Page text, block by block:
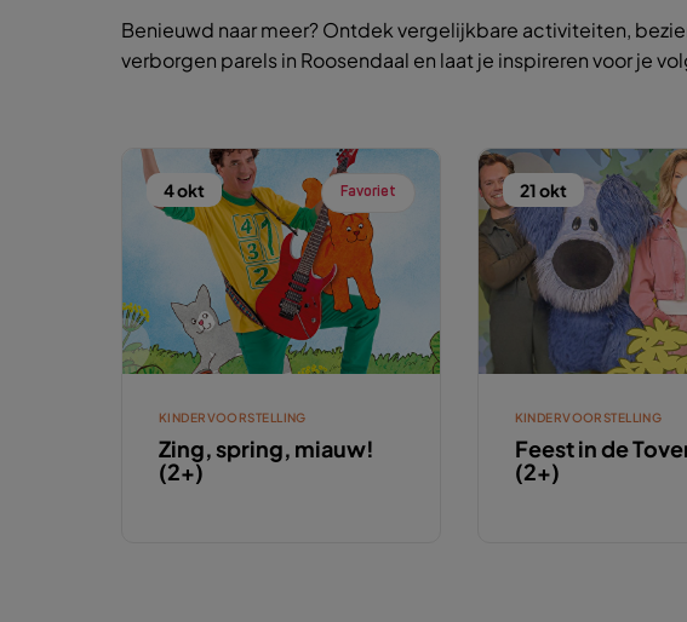
Benieuwd naar meer? Ontdek vergelijkbare activiteiten,
verborgen parels in Roosendaal en laat je inspireren voor je
4 okt Favoriet
KINDERVOORSTELLING
Zing, spring, miauw!
(2+)
21 okt
KINDERVOORSTELLING
Feest in de
(2+)